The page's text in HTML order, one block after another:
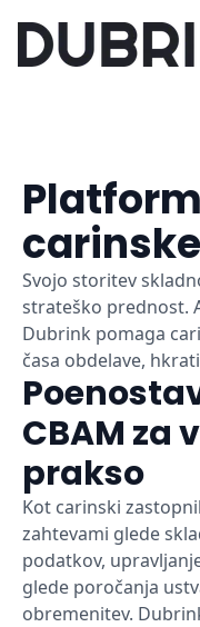
Svojo storitev
strateško prednost.
Dubrink pomaga
časa obdelave,
CBAM za
prakso
Kot carinski
zahtevami glede
podatkov,
glede poročanja
obremenitev.